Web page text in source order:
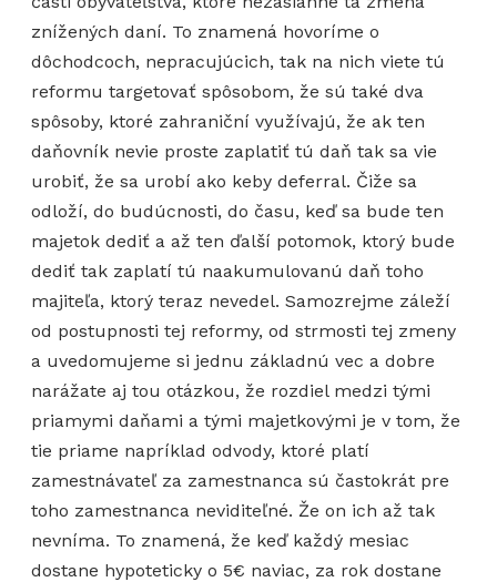
znížených daní. To znamená hovoríme o
dôchodcoch, nepracujúcich, tak na nich viete tú
reformu targetovať spôsobom, že sú také dva
spôsoby, ktoré zahraniční využívajú, že ak ten
daňovník nevie proste zaplatiť tú daň tak sa vie
urobiť, že sa urobí ako keby deferral. Čiže sa
odloží, do budúcnosti, do času, keď sa bude ten
majetok dediť a až ten ďalší potomok, ktorý bude
dediť tak zaplatí tú naakumulovanú daň toho
majiteľa, ktorý teraz nevedel. Samozrejme záleží
od postupnosti tej reformy, od strmosti tej zmeny
a uvedomujeme si jednu základnú vec a dobre
narážate aj tou otázkou, že rozdiel medzi tými
priamymi daňami a tými majetkovými je v tom, že
tie priame napríklad odvody, ktoré platí
zamestnávateľ za zamestnanca sú častokrát pre
toho zamestnanca neviditeľné. Že on ich až tak
nevníma. To znamená, že keď každý mesiac
dostane hypoteticky o 5€ naviac, za rok dostane